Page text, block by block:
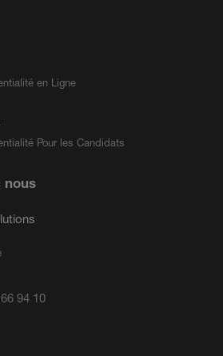
en Ligne
Pour les Candidats
nous
94 10